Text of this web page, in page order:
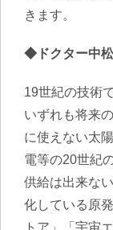
きます。
◆ドクター中松
19世紀の技術
いずれも将来
に使えない太
電等の20世紀
供給は出来な
化している原
トア」「宇宙